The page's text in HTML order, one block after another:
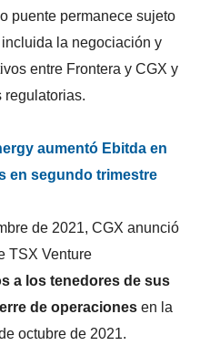
puente permanece sujeto
la negociación y
entre Frontera y CGX y
regulatorias.
aumentó Ebitda en
en segundo trimestre
de 2021, CGX anunció
TSX Venture
a los tenedores de sus
de operaciones en la
octubre de 2021.